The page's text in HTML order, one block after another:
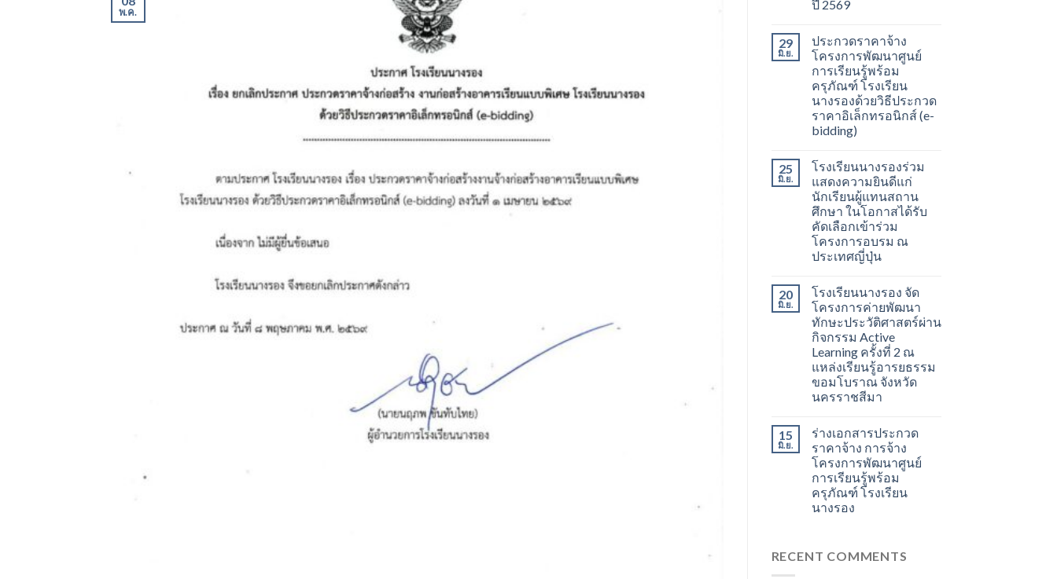
พ.ค.
ปี 2569
29
มิ.ย.
ประกวดราคาจ้าง
โครงการพัฒนาศูนย์
การเรียนรู้พร้อม
ครุภัณฑ์ โรงเรียน
นางรองด้วยวิธีประกวด
ราคาอิเล็กทรอนิกส์ (e-
bidding)
25
มิ.ย.
โรงเรียนนางรองร่วม
แสดงความยินดีแก่
นักเรียนผู้แทนสถาน
ศึกษา ในโอกาสได้รับ
คัดเลือกเข้าร่วม
โครงการอบรม ณ
ประเทศญี่ปุ่น
20
มิ.ย.
โรงเรียนนางรอง จัด
โครงการค่ายพัฒนา
ทักษะประวัติศาสตร์ผ่าน
กิจกรรม Active
Learning ครั้งที่ 2 ณ
แหล่งเรียนรู้อารยธรรม
ขอมโบราณ จังหวัด
นครราชสีมา
15
มิ.ย.
ร่างเอกสารประกวด
ราคาจ้าง การจ้าง
โครงการพัฒนาศูนย์
การเรียนรู้พร้อม
ครุภัณฑ์ โรงเรียน
นางรอง
RECENT COMMENTS